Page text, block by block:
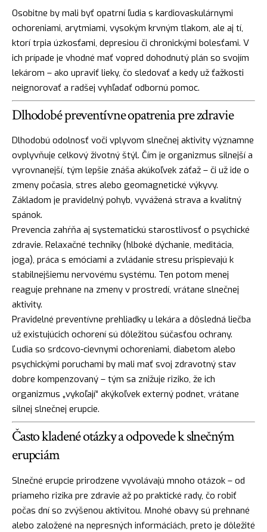
Osobitne by mali byť opatrní ľudia s kardiovaskulárnymi
ochoreniami, arytmiami, vysokým krvným tlakom, ale aj tí,
ktorí trpia úzkosťami, depresiou či chronickými bolesťami. V
ich prípade je vhodné mať vopred dohodnutý plán so svojím
lekárom – ako upraviť lieky, čo sledovať a kedy už ťažkosti
neignorovať a radšej vyhľadať odbornú pomoc.
Dlhodobé preventívne opatrenia pre zdravie
Dlhodobú odolnosť voči vplyvom slnečnej aktivity významne
ovplyvňuje celkový životný štýl. Čím je organizmus silnejší a
vyrovnanejší, tým lepšie znáša akúkoľvek záťaž – či už ide o
zmeny počasia, stres alebo geomagnetické výkyvy.
Základom je pravidelný pohyb, vyvážená strava a kvalitný
spánok.
Prevencia zahŕňa aj systematickú starostlivosť o psychické
zdravie. Relaxačné techniky (hlboké dýchanie, meditácia,
joga), práca s emóciami a zvládanie stresu prispievajú k
stabilnejšiemu nervovému systému. Ten potom menej
reaguje prehnane na zmeny v prostredí, vrátane slnečnej
aktivity.
Pravidelné preventívne prehliadky u lekára a dôsledná liečba
už existujúcich ochorení sú dôležitou súčasťou ochrany.
Ľudia so srdcovo-cievnymi ochoreniami, diabetom alebo
psychickými poruchami by mali mať svoj zdravotný stav
dobre kompenzovaný – tým sa znižuje riziko, že ich
organizmus „vykoľají“ akýkoľvek externý podnet, vrátane
silnej slnečnej erupcie.
Často kladené otázky a odpovede k slnečným
erupciám
Slnečné erupcie prirodzene vyvolávajú mnoho otázok – od
priameho rizika pre zdravie až po praktické rady, čo robiť
počas dní so zvýšenou aktivitou. Mnohé obavy sú prehnané
alebo založené na nepresných informáciách, preto je dôležité